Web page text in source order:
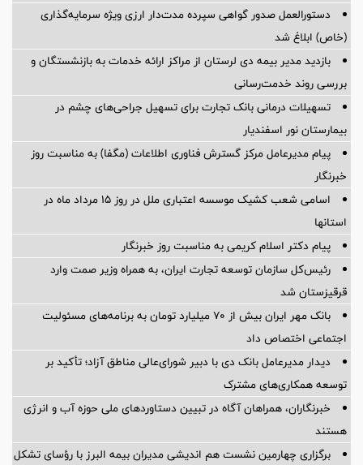
دستورالعمل صدور گواهی سپرده مدت‌دار ارزی ویژه سرمایه‌گذاری
(خاص) ابلاغ شد
بازدید مدیر بیمه دی لرستان از مراکز ارائه خدمات به بازنشستگان و
بررسی روند خدمت‌رسانی
تسهیلات درمانی بانک تجارت برای تسهیل جراحی‌های چشم در
بیمارستان نور اسفندیار
پیام مدیرعامل مرکز گسترش فناوری اطلاعات (مگفا) به مناسبت روز
خبرنگار
اسامی شعب کشیک موسسه اعتباری ملل در روز 15 مرداد ماه در
استانها
پیام دکتر اسلام کریمی به مناسبت روز خبرنگار
رئیس‌کل سازمان توسعه تجارت ایران، به همراه وزیر صمت وارد
قرقیزستان شد
بانک مهر ایران بیش از ۷۰ میلیارد تومان به برنامه‌های مسئولیت
اجتماعی اختصاص داد
دیدار مدیرعامل بانک دی با دبیر شورای‌عالی مناطق آزاد؛ تأکید بر
توسعه همکاری‌های مشترک
خبرنگاران، همراهان آگاه در تبیین دستاوردهای ملی حوزه آب و انرژی
هستند
برگزاری چهارمین نشست هم اندیشی مدیران بیمه البرز با رؤسای تشکل